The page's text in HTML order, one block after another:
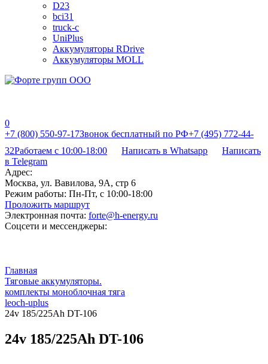
D23
bci31
truck-c
UniPlus
Аккумуляторы RDrive
Аккумуляторы MOLL
0
+7 (800) 550-97-17Звонок бесплатный по РФ+7 (495) 772-44-
32Работаем с 10:00-18:00 Написать в Whatsapp
Написать
в Telegram
Адрес:
Москва, ул. Вавилова, 9А, стр 6
Режим работы: Пн-Пт, с 10:00-18:00
Проложить маршрут
Электронная почта: forte@h-energy.ru
Соцсети и мессенджеры:
Главная
Тяговые аккумуляторы.
комплекты моноблочная тяга
leoch-uplus
24v 185/225Ah DT-106
24v 185/225Ah DT-106